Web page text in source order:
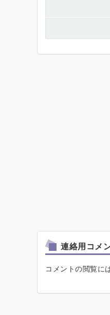
連絡用コメ
コメントの閲覧に